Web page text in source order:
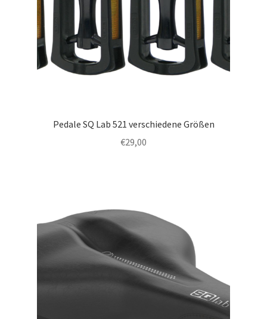
Pedale SQ Lab 521 verschiedene Größen
€29,00